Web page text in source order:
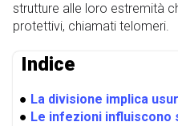
strutture alle loro estremità
protettivi, chiamati telomeri.
Indice
● La divisione implica
● Le infezioni influiscono